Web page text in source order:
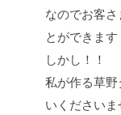
なのでお客
とができます
しかし！！
私が作る草
いくださいま